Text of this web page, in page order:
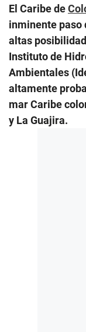
El Caribe de
inminente paso
altas
Instituto de
Ambientales
altamente
mar Caribe
y La Guajira.